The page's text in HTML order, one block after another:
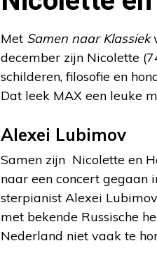
Met Samen naar Klassiek
december zijn Nicolette
schilderen, filosofie en
Dat leek MAX een leuke
Alexei Lubimov
Samen zijn Nicolette en
naar een concert gegaan
sterpianist Alexei
met bekende Russische
Nederland niet vaak te